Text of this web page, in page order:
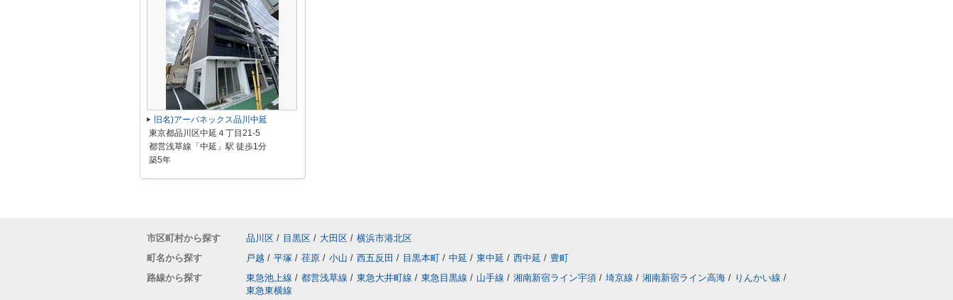
旧名)アーバネックス品川中延
東京都品川区中延４丁目21-5
都営浅草線「中延」駅 徒歩1分
築5年
市区町村から探す 品川区 / 目黒区 / 大田区 / 横浜市港北区
町名から探す
戸越 / 平塚 / 荏原 / 小山 / 西五反田 / 目黒本町 / 中延 / 東中延 / 西中延 / 豊町
路線から探す
東急池上線 / 都営浅草線 / 東急大井町線 / 東急目黒線 / 山手線 / 湘南新宿ライン宇須 / 埼京線 / 湘南新宿ライン高海 / りんかい線 /
東急東横線